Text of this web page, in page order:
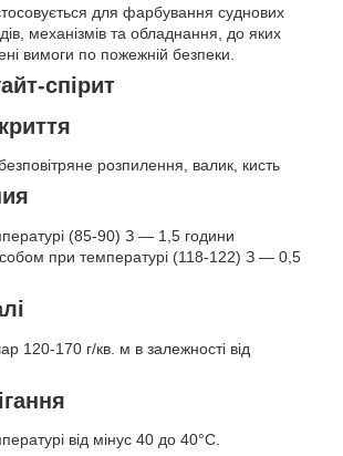
для фарбування суднових
механізмів та обладнання, до яких
вимоги по пожежній безпеки.
спірит
розпилення, валик, кисть
(85-90) З — 1,5 години
при температурі (118-122) З — 0,5
120-170 г/кв. м в залежності від
від мінус 40 до 40°С.